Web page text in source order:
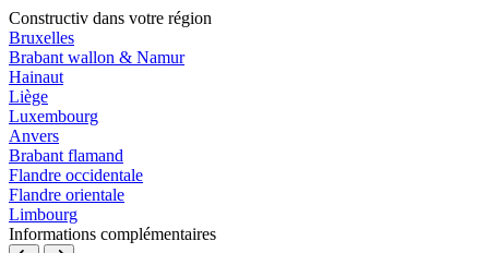
Constructiv dans votre région
Bruxelles
Brabant wallon & Namur
Hainaut
Liège
Luxembourg
Anvers
Brabant flamand
Flandre occidentale
Flandre orientale
Limbourg
Informations complémentaires